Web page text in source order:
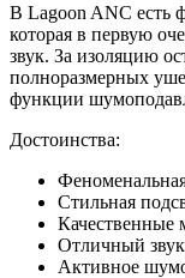
В Lagoon ANC есть
которая в первую
звук. За изоляцию
полноразмерных
функции
Достоинства:
Стильная
Качественные
Отличный
Активное